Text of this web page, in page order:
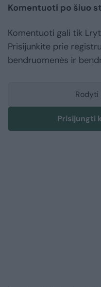
Komentuoti po šiuo
Komentuoti gali tik
Prisijunkite prie
bendruomenės ir
Rodyti
Prisijungti